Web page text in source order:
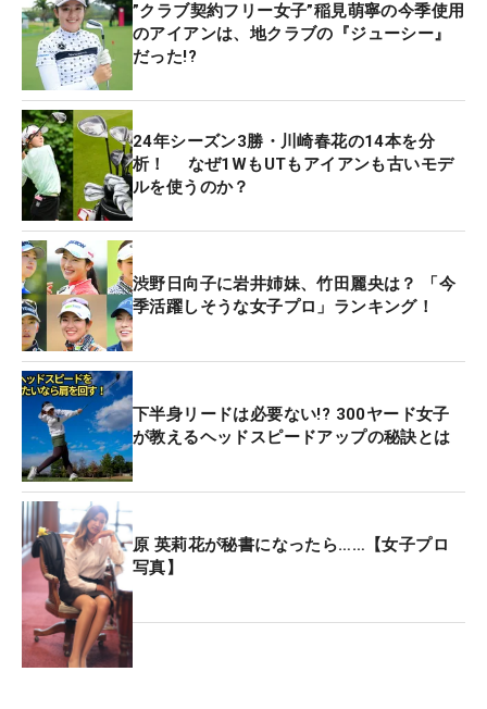
”クラブ契約フリー女子”稲見萌寧の今季使用
のアイアンは、地クラブの『ジューシー』
だった!?
24年シーズン3勝・川崎春花の14本を分
析！ なぜ1WもUTもアイアンも古いモデ
ルを使うのか？
渋野日向子に岩井姉妹、竹田麗央は？ 「今
季活躍しそうな女子プロ」ランキング！
下半身リードは必要ない!? 300ヤード女子
が教えるヘッドスピードアップの秘訣とは
原 英莉花が秘書になったら……【女子プロ
写真】